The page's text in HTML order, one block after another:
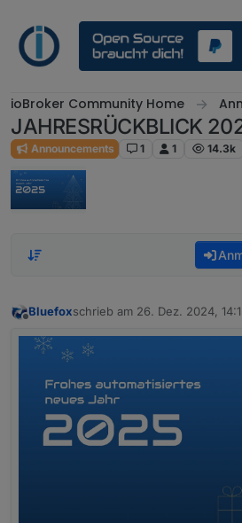
ioBroker Community Home
JAHRESRÜCKBLICK
Announcements 1 1 14.3k
Bluefoxschrieb am 26. Dez. 2024,
zuletzt editiert von Bluefox